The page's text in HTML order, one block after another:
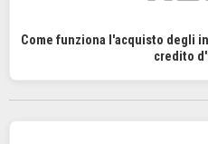
Come funziona l'acquisto degli
credito